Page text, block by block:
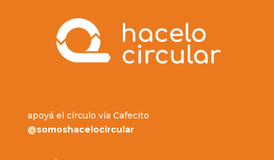
apoyá el círculo vía Cafecito
@somoshacelocircular